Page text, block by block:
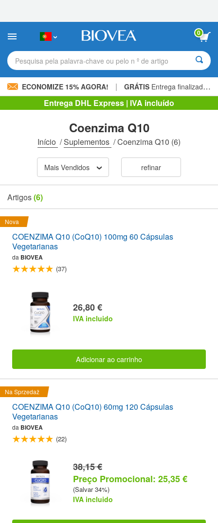
site
um
de
acessibilidade.
0
Pesquisa pela palavra-chave ou pelo n º de artigo
ECONOMIZE 15% AGORA! | GRÁTIS Entrega finalizada 60,00 € »
Entrega DHL Express | IVA incluído
Coenzima Q10
Início /Suplementos /Coenzima Q10 (6)
Mais Vendidos refinar
Artigos(6)
Nova
COENZIMA Q10 (CoQ10) 100mg 60 Cápsulas
Vegetarianas
da BIOVEA
(37)
26,80 €
IVA incluido
Adicionar ao carrinho
Na Sprzedaż
COENZIMA Q10 (CoQ10) 60mg 120 Cápsulas
Vegetarianas
da BIOVEA
(22)
38,15 €
Preço Promocional: 25,35 €
(Salvar 34%)
IVA incluido